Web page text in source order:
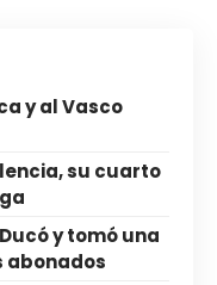
y al Vasco
su cuarto
y tomó una
abonados